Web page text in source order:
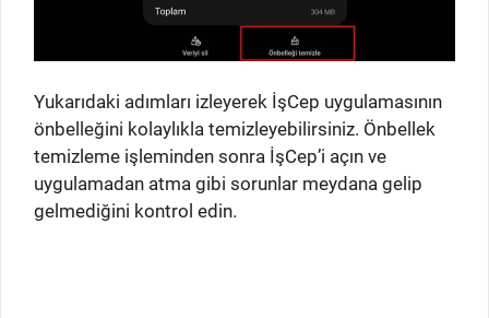
Yukarıdaki adımları izleyerek İşCep uygulamasının
önbelleğini kolaylıkla temizleyebilirsiniz. Önbellek
temizleme işleminden sonra İşCep’i açın ve
uygulamadan atma gibi sorunlar meydana gelip
gelmediğini kontrol edin.